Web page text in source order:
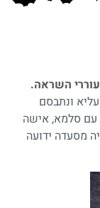
השראה.
ונתבסם
עם סלמא, אישה
מסעדה ידועה